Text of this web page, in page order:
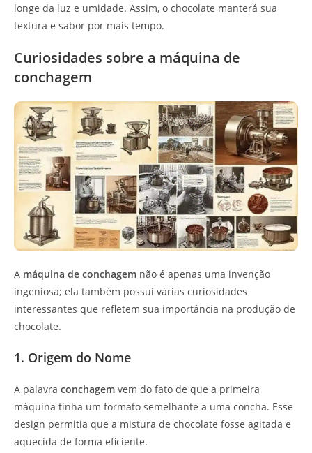
longe da luz e umidade. Assim, o chocolate manterá sua
textura e sabor por mais tempo.
Curiosidades sobre a máquina de
conchagem
A máquina de conchagem não é apenas uma invenção
ingeniosa; ela também possui várias curiosidades
interessantes que refletem sua importância na produção de
chocolate.
1. Origem do Nome
A palavra conchagem vem do fato de que a primeira
máquina tinha um formato semelhante a uma concha. Esse
design permitia que a mistura de chocolate fosse agitada e
aquecida de forma eficiente.